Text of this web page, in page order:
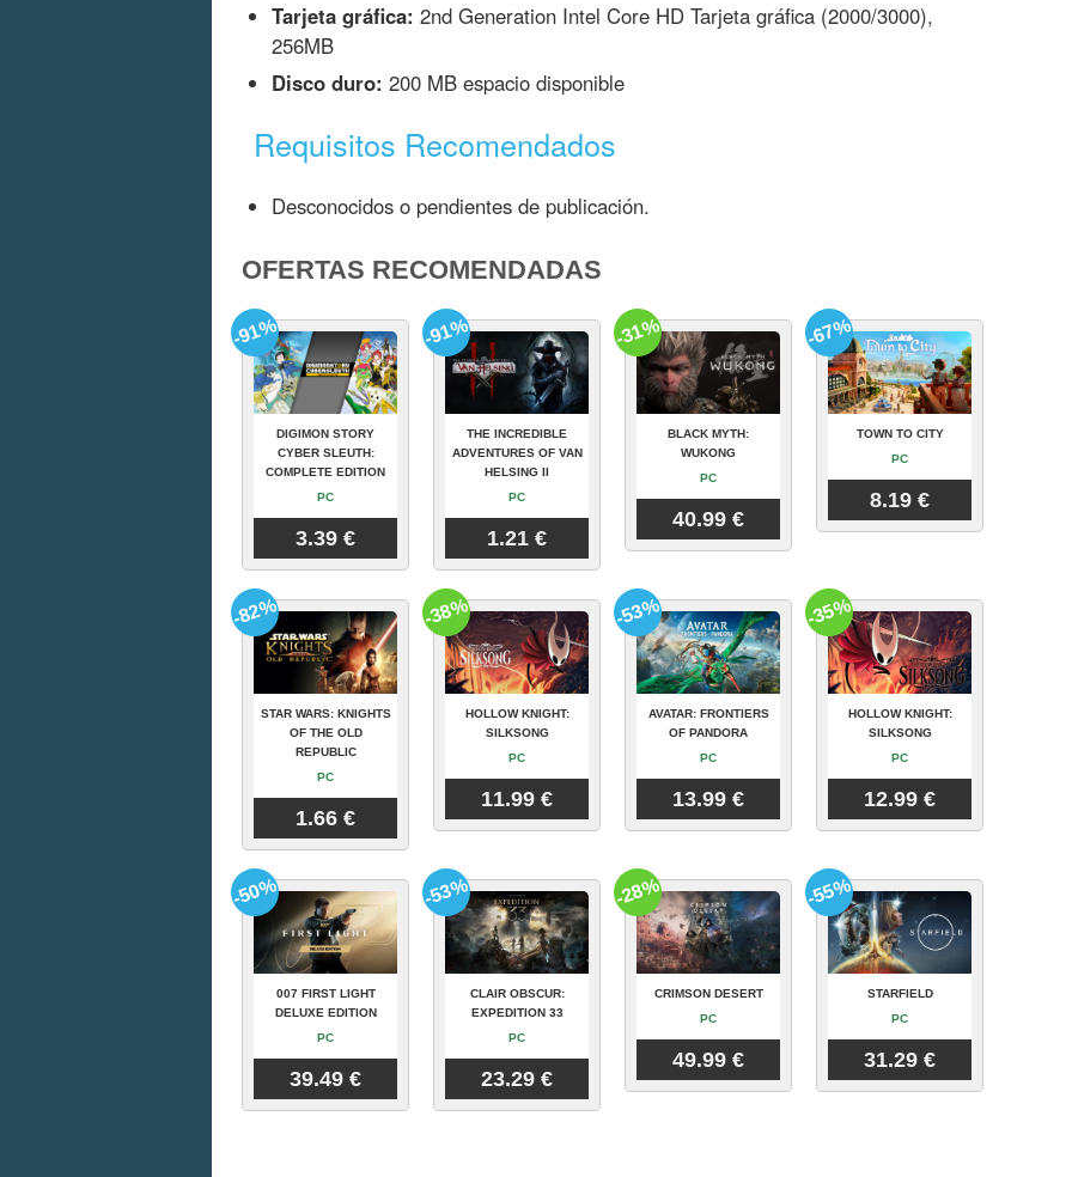
Tarjeta gráfica: 2nd Generation Intel Core HD Tarjeta gráfica (2000/3000),
256MB
Disco duro: 200 MB espacio disponible
Requisitos Recomendados
Desconocidos o pendientes de publicación.
OFERTAS RECOMENDADAS
DIGIMON STORY
CYBER SLEUTH:
COMPLETE EDITION
PC
3.39 €
-91%
THE INCREDIBLE
ADVENTURES OF VAN
HELSING II
PC
1.21 €
-91%
BLACK MYTH:
WUKONG
PC
40.99 €
-31%
TOWN TO CITY
PC
8.19 €
-67%
STAR WARS: KNIGHTS
OF THE OLD
REPUBLIC
PC
1.66 €
-82%
HOLLOW KNIGHT:
SILKSONG
PC
11.99 €
-38%
AVATAR: FRONTIERS
OF PANDORA
PC
13.99 €
-53%
HOLLOW KNIGHT:
SILKSONG
PC
12.99 €
-35%
007 FIRST LIGHT
DELUXE EDITION
PC
39.49 €
-50%
CLAIR OBSCUR:
EXPEDITION 33
PC
23.29 €
-53%
CRIMSON DESERT
PC
49.99 €
-28%
STARFIELD
PC
31.29 €
-55%